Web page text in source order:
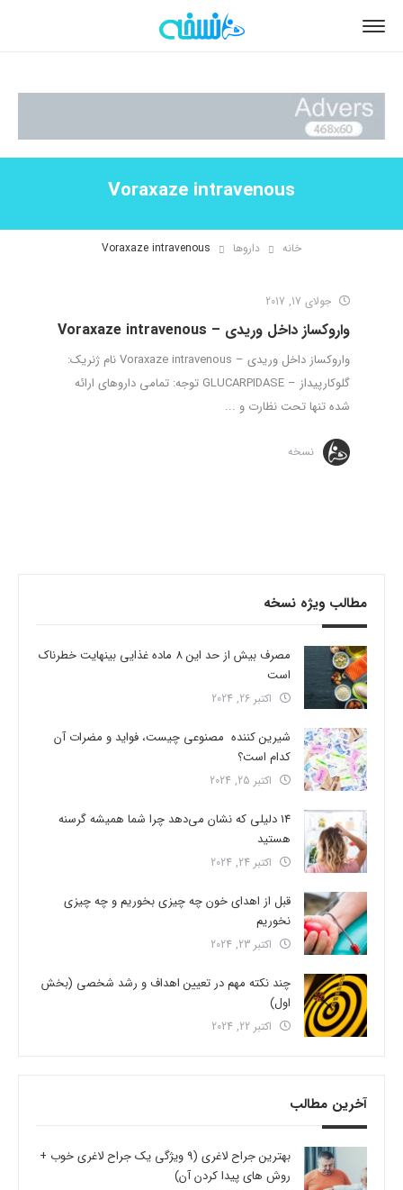
Voraxaze intravenous
خانه داروها Voraxaze intravenous
جولای 17, 2017
واروکساز داخل وریدی – Voraxaze intravenous
واروکساز داخل وریدی – Voraxaze intravenous نام ژنریک:
گلوکارپیداز – GLUCARPIDASE توجه: تمامی داروهای ارائه
شده تنها تحت نظارت و ...
نسخه
مطالب ویژه نسخه
مصرف بیش از حد این 8 ماده غذایی بینهایت خطرناک
است
اکتبر 26, 2024
شیرین کننده مصنوعی چیست، فواید و مضرات آن
کدام است؟
اکتبر 25, 2024
14 دلیلی که نشان می‌دهد چرا شما همیشه گرسنه
هستید
اکتبر 24, 2024
قبل از اهدای خون چه چیزی بخوریم و چه چیزی
نخوریم
اکتبر 23, 2024
چند نکته مهم در تعیین اهداف و رشد شخصی (بخش
اول)
اکتبر 22, 2024
آخرین مطالب
بهترین جراح لاغری (9 ویژگی یک جراح لاغری خوب +
روش های پیدا کردن آن)